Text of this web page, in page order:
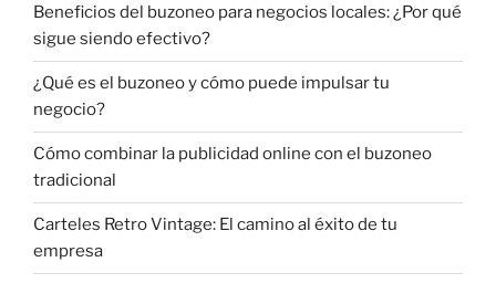
Beneficios del buzoneo para negocios locales: ¿Por qué
sigue siendo efectivo?
¿Qué es el buzoneo y cómo puede impulsar tu
negocio?
Cómo combinar la publicidad online con el buzoneo
tradicional
Carteles Retro Vintage: El camino al éxito de tu
empresa